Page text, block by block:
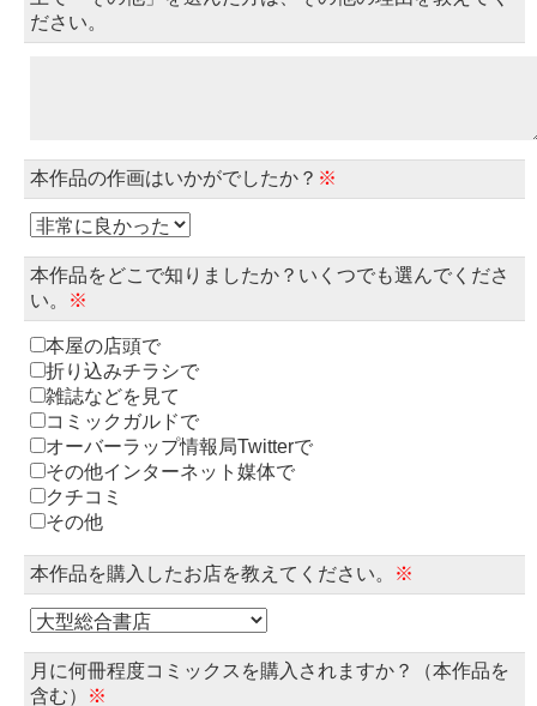
ださい。
本作品の作画はいかがでしたか？ ※
本作品をどこで知りましたか？いくつでも選んでくださ
い。
※
本屋の店頭で
折り込みチラシで
雑誌などを見て
コミックガルドで
オーバーラップ情報局Twitterで
その他インターネット媒体で
クチコミ
その他
本作品を購入したお店を教えてください。 ※
月に何冊程度コミックスを購入されますか？（本作品を
含む）
※